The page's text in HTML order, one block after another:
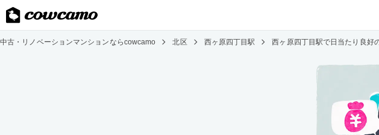
中古・リノベーションマンションならcowcamo 北区 西ヶ原四丁目駅 西ヶ原四丁目駅で日当たり良好